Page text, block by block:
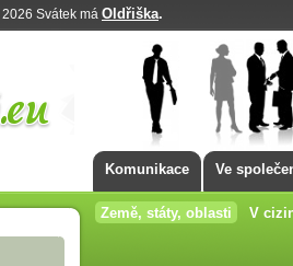
Svátek má Oldřiška.
Komunikace Ve
Země, státy, oblasti V